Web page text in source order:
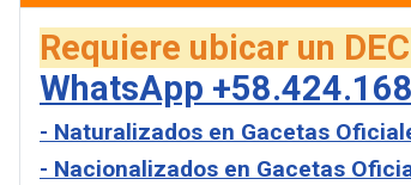
Requiere ubicar un
WhatsApp
- Naturalizados en Gacetas
- Nacionalizados en Gacetas